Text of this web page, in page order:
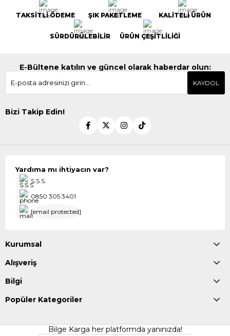
TAKSİTLİ ÖDEME ŞIK PAKETLEME KALİTELİ ÜRÜN
SÜRDÜRÜLEBİLİR ÜRÜN ÇEŞİTLİLİĞİ
E-Bültene katılın ve güncel olarak haberdar olun:
KAYDOL
Bizi Takip Edin!
Yardıma mı ihtiyacın var?
S.S.S.
0850 305 3401
[email protected]
Kurumsal
Alışveriş
Bilgi
Popüler Kategoriler
Bilge Karga her platformda yanınızda!